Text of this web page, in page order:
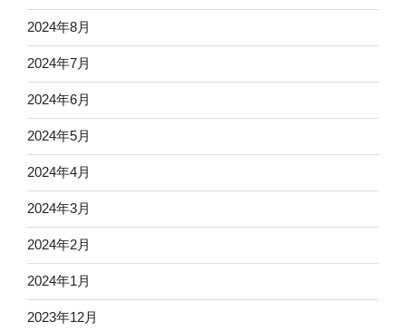
2024年8月
2024年7月
2024年6月
2024年5月
2024年4月
2024年3月
2024年2月
2024年1月
2023年12月